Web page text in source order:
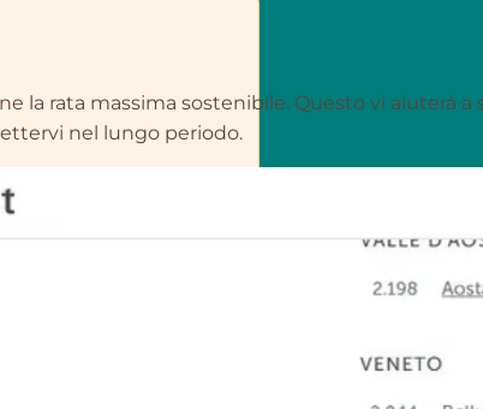
la rata massima sostenibile. Questo vi aiuterà
nel lungo periodo.